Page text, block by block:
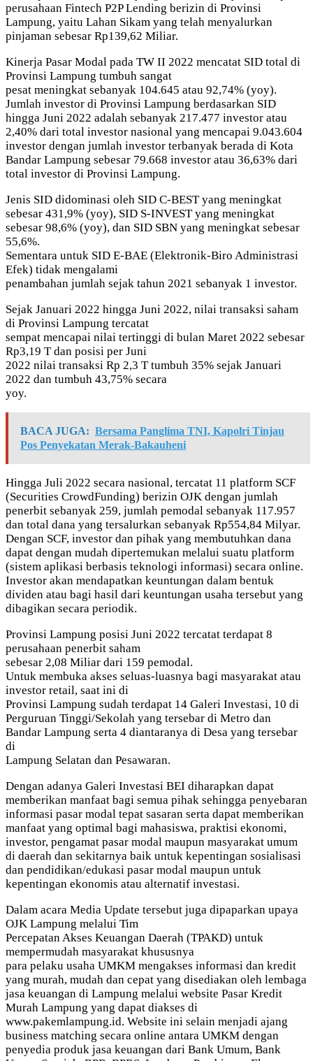
perusahaan Fintech P2P Lending berizin di Provinsi
Lampung, yaitu Lahan Sikam yang telah menyalurkan
pinjaman sebesar Rp139,62 Miliar.
Kinerja Pasar Modal pada TW II 2022 mencatat SID total di
Provinsi Lampung tumbuh sangat
pesat meningkat sebanyak 104.645 atau 92,74% (yoy).
Jumlah investor di Provinsi Lampung berdasarkan SID
hingga Juni 2022 adalah sebanyak 217.477 investor atau
2,40% dari total investor nasional yang mencapai 9.043.604
investor dengan jumlah investor terbanyak berada di Kota
Bandar Lampung sebesar 79.668 investor atau 36,63% dari
total investor di Provinsi Lampung.
Jenis SID didominasi oleh SID C-BEST yang meningkat
sebesar 431,9% (yoy), SID S-INVEST yang meningkat
sebesar 98,6% (yoy), dan SID SBN yang meningkat sebesar
55,6%.
Sementara untuk SID E-BAE (Elektronik-Biro Administrasi
Efek) tidak mengalami
penambahan jumlah sejak tahun 2021 sebanyak 1 investor.
Sejak Januari 2022 hingga Juni 2022, nilai transaksi saham
di Provinsi Lampung tercatat
sempat mencapai nilai tertinggi di bulan Maret 2022 sebesar
Rp3,19 T dan posisi per Juni
2022 nilai transaksi Rp 2,3 T tumbuh 35% sejak Januari
2022 dan tumbuh 43,75% secara
yoy.
BACA JUGA: Bersama Panglima TNI, Kapolri Tinjau
Pos Penyekatan Merak-Bakauheni
Hingga Juli 2022 secara nasional, tercatat 11 platform SCF
(Securities CrowdFunding) berizin OJK dengan jumlah
penerbit sebanyak 259, jumlah pemodal sebanyak 117.957
dan total dana yang tersalurkan sebanyak Rp554,84 Milyar.
Dengan SCF, investor dan pihak yang membutuhkan dana
dapat dengan mudah dipertemukan melalui suatu platform
(sistem aplikasi berbasis teknologi informasi) secara online.
Investor akan mendapatkan keuntungan dalam bentuk
dividen atau bagi hasil dari keuntungan usaha tersebut yang
dibagikan secara periodik.
Provinsi Lampung posisi Juni 2022 tercatat terdapat 8
perusahaan penerbit saham
sebesar 2,08 Miliar dari 159 pemodal.
Untuk membuka akses seluas-luasnya bagi masyarakat atau
investor retail, saat ini di
Provinsi Lampung sudah terdapat 14 Galeri Investasi, 10 di
Perguruan Tinggi/Sekolah yang tersebar di Metro dan
Bandar Lampung serta 4 diantaranya di Desa yang tersebar
di
Lampung Selatan dan Pesawaran.
Dengan adanya Galeri Investasi BEI diharapkan dapat
memberikan manfaat bagi semua pihak sehingga penyebaran
informasi pasar modal tepat sasaran serta dapat memberikan
manfaat yang optimal bagi mahasiswa, praktisi ekonomi,
investor, pengamat pasar modal maupun masyarakat umum
di daerah dan sekitarnya baik untuk kepentingan sosialisasi
dan pendidikan/edukasi pasar modal maupun untuk
kepentingan ekonomis atau alternatif investasi.
Dalam acara Media Update tersebut juga dipaparkan upaya
OJK Lampung melalui Tim
Percepatan Akses Keuangan Daerah (TPAKD) untuk
mempermudah masyarakat khususnya
para pelaku usaha UMKM mengakses informasi dan kredit
yang murah, mudah dan cepat yang disediakan oleh lembaga
jasa keuangan di Lampung melalui website Pasar Kredit
Murah Lampung yang dapat diakses di
www.pakemlampung.id. Website ini selain menjadi ajang
business matching secara online antara UMKM dengan
penyedia produk jasa keuangan dari Bank Umum, Bank